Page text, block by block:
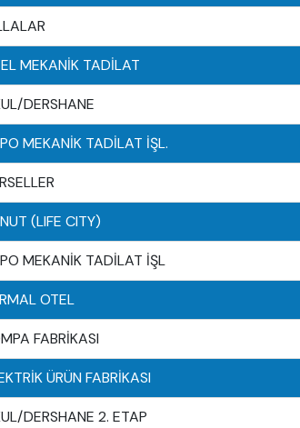
MEKANİK TADİLAT
DERSHANE
MEKANİK TADİLAT İŞL.
(LIFE CITY)
MEKANİK TADİLAT İŞL
OTEL
FABRİKASI
ÜRÜN FABRİKASI
DERSHANE 2. ETAP